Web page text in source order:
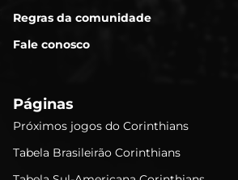
Regras da comunidade
Fale conosco
Páginas
Próximos jogos do Corinthians
Tabela Brasileirão Corinthians